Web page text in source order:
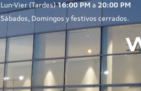
Lun-Vier (Tardes)16:00 PM a 20:00 PM
Sábados, Domingos y festivos cerrados.